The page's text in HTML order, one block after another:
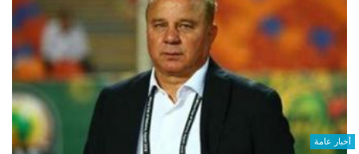
أخبار عامة